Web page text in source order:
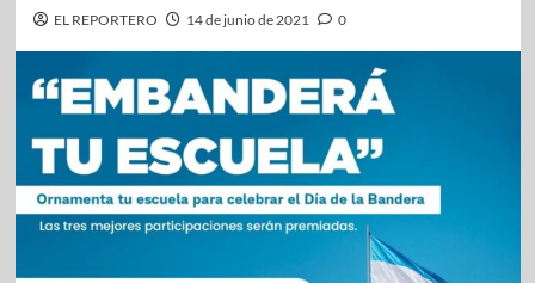
EL REPORTERO 14 de junio de 2021 0